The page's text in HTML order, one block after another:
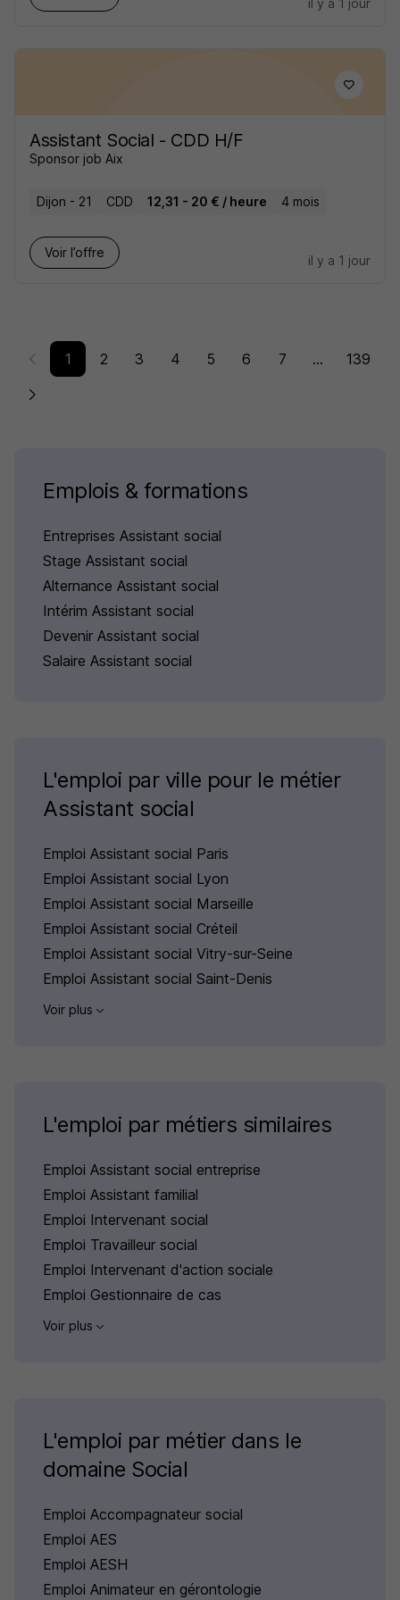
il y a 1 jour
Assistant Social - CDD H/F
Sponsor job Aix
Dijon - 21 CDD 12,31 - 20 € / heure 4 mois
Voir l’offre
il y a 1 jour
1 2 3 4 5 6 7 ... 139
Emplois & formations
Entreprises Assistant social
Stage Assistant social
Alternance Assistant social
Intérim Assistant social
Devenir Assistant social
Salaire Assistant social
L'emploi par ville pour le métier
Assistant social
Emploi Assistant social Paris
Emploi Assistant social Lyon
Emploi Assistant social Marseille
Emploi Assistant social Créteil
Emploi Assistant social Vitry-sur-Seine
Emploi Assistant social Saint-Denis
Voir plus
L'emploi par métiers similaires
Emploi Assistant social entreprise
Emploi Assistant familial
Emploi Intervenant social
Emploi Travailleur social
Emploi Intervenant d'action sociale
Emploi Gestionnaire de cas
Voir plus
L'emploi par métier dans le
domaine Social
Emploi Accompagnateur social
Emploi AES
Emploi AESH
Emploi Animateur en gérontologie